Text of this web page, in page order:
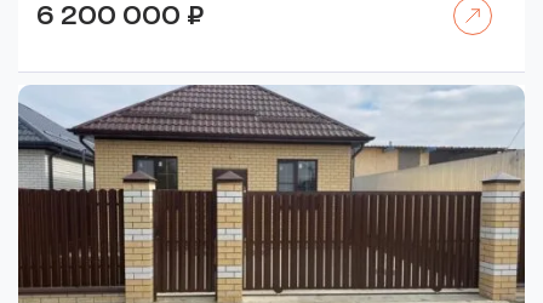
6 200 000 ₽